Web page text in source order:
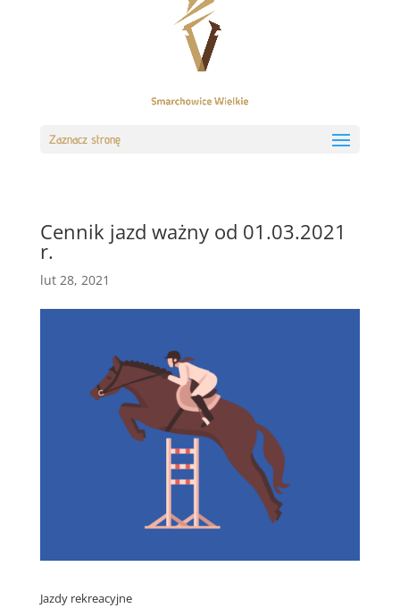
Zaznacz stronę
Cennik jazd ważny od 01.03.2021
r.
lut 28, 2021
Jazdy rekreacyjne